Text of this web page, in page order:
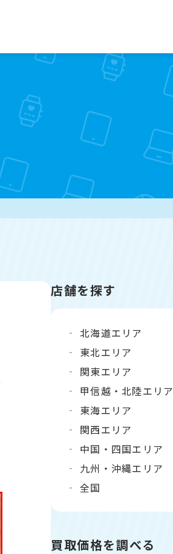
店舗を探す
北海道エリア
東北エリア
関東エリア
甲信越・北陸エリア
東海エリア
関西エリア
中国・四国エリア
九州・沖縄エリア
全国
買取価格を調べる